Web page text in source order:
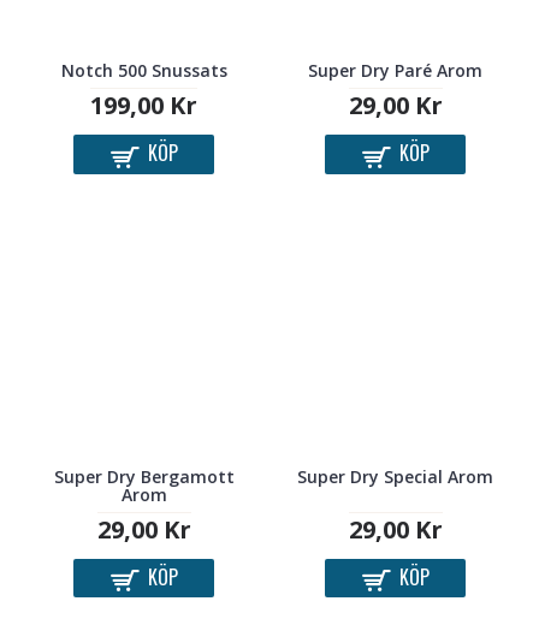
Notch 500 Snussats
199,00 Kr
KÖP
Super Dry Paré Arom
29,00 Kr
KÖP
Super Dry Bergamott
Arom
29,00 Kr
KÖP
Super Dry Special Arom
29,00 Kr
KÖP